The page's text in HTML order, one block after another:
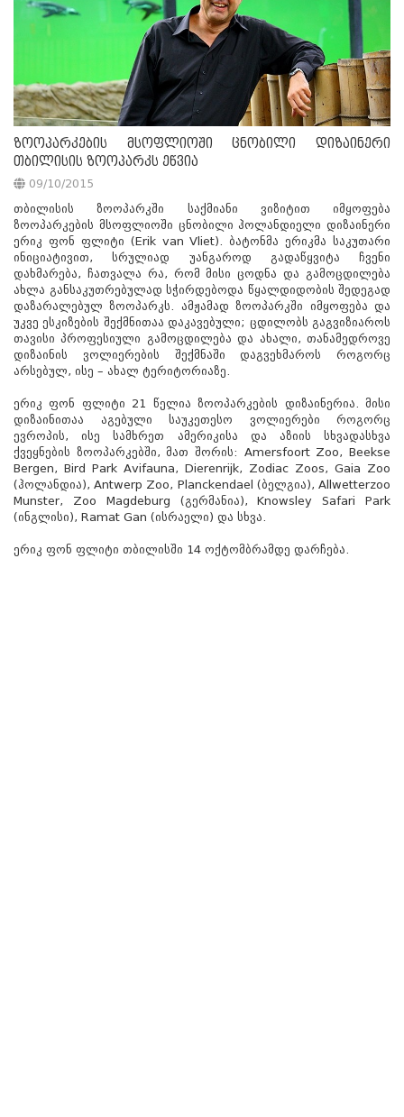
ზოოპარკების მსოფლიოში ცნობილი დიზაინერი
თბილისის ზოოპარკს ეწვია
09/10/2015
თბილისის ზოოპარკში საქმიანი ვიზიტით იმყოფება
ზოოპარკების მსოფლიოში ცნობილი ჰოლანდიელი დიზაინერი
ერიკ ფონ ფლიტი (Erik van Vliet). ბატონმა ერიკმა საკუთარი
ინიციატივით, სრულიად უანგაროდ გადაწყვიტა ჩვენი
დახმარება, ჩათვალა რა, რომ მისი ცოდნა და გამოცდილება
ახლა განსაკუთრებულად სჭირდებოდა წყალდიდობის შედეგად
დაზარალებულ ზოოპარკს. ამჟამად ზოოპარკში იმყოფება და
უკვე ესკიზების შექმნითაა დაკავებული; ცდილობს გაგვიზიაროს
თავისი პროფესიული გამოცდილება და ახალი, თანამედროვე
დიზაინის ვოლიერების შექმნაში დაგვეხმაროს როგორც
არსებულ, ისე – ახალ ტერიტორიაზე.
ერიკ ფონ ფლიტი 21 წელია ზოოპარკების დიზაინერია. მისი
დიზაინითაა აგებული საუკეთესო ვოლიერები როგორც
ევროპის, ისე სამხრეთ ამერიკისა და აზიის სხვადასხვა
ქვეყნების ზოოპარკებში, მათ შორის: Amersfoort Zoo, Beekse
Bergen, Bird Park Avifauna, Dierenrijk, Zodiac Zoos, Gaia Zoo
(ჰოლანდია), Antwerp Zoo, Planckendael (ბელგია), Allwetterzoo
Munster, Zoo Magdeburg (გერმანია), Knowsley Safari Park
(ინგლისი), Ramat Gan (ისრაელი) და სხვა.
ერიკ ფონ ფლიტი თბილისში 14 ოქტომბრამდე დარჩება.